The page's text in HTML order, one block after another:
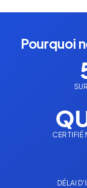
Pourquoi
DÉLAI